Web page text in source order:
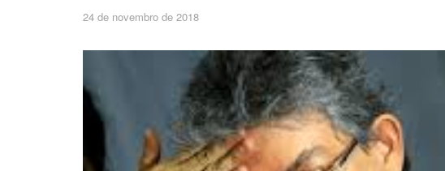
24 de novembro de 2018